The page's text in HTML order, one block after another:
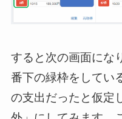
すると次の画面にな
番下の緑枠をしてい
の支出だったと仮定